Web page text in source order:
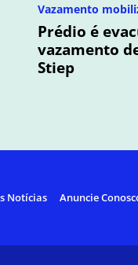
Vazamento
Prédio é
vazamento
Stiep
Notícias Anuncie